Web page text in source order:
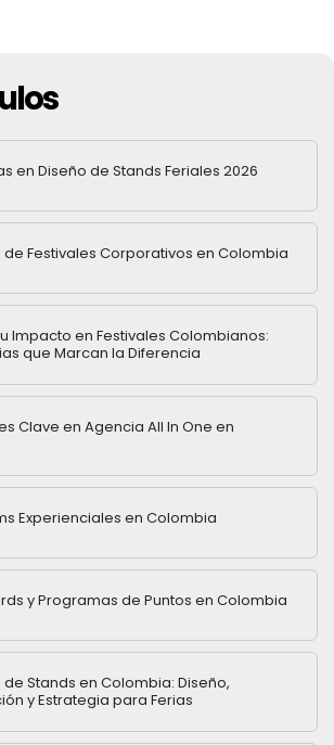
en Diseño de Stands Feriales 2026
Festivales Corporativos en Colombia
Impacto en Festivales Colombianos:
que Marcan la Diferencia
Clave en Agencia All In One en
Experienciales en Colombia
y Programas de Puntos en Colombia
Stands en Colombia: Diseño,
y Estrategia para Ferias